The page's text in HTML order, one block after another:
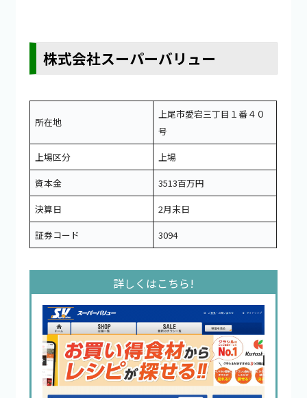
株式会社スーパーバリュー
所在地
上尾市愛宕三丁目１番４０
号
上場区分
上場
資本金
3513百万円
決算日
2月末日
証券コード
3094